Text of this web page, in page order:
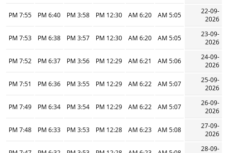
22-09-
2026
5:05 AM
6:20 AM
12:30 PM
3:58 PM
6:40 PM
7:55 PM
23-09-
2026
5:05 AM
6:20 AM
12:30 PM
3:57 PM
6:38 PM
7:53 PM
24-09-
2026
5:06 AM
6:21 AM
12:29 PM
3:56 PM
6:37 PM
7:52 PM
25-09-
2026
5:07 AM
6:22 AM
12:29 PM
3:55 PM
6:36 PM
7:51 PM
26-09-
2026
5:07 AM
6:22 AM
12:29 PM
3:54 PM
6:34 PM
7:49 PM
27-09-
2026
5:08 AM
6:23 AM
12:28 PM
3:53 PM
6:33 PM
7:48 PM
28-09-